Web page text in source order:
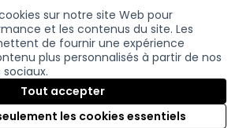
sur notre site Web pour
et les contenus du site. Les
de fournir une expérience
plus personnalisés à partir de nos
Tout accepter
les cookies essentiels